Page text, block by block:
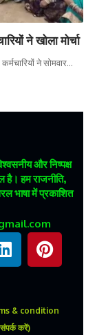
ने खोला मोर्चा
ने सोमवार…
और निष्पक्ष
है। हम राजनीति,
भाषा में प्रकाशित
& condition
करें)